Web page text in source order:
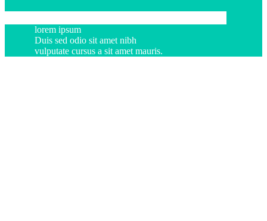
lorem ipsum
Duis sed odio sit amet nibh
vulputate cursus a sit amet mauris.